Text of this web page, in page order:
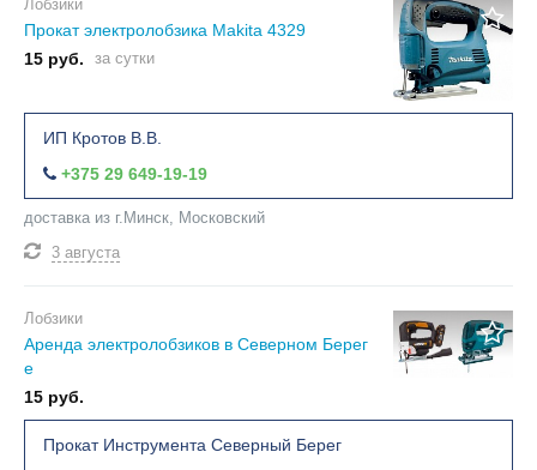
Лобзики
Прокат электролобзика Makita 4329
15 руб.
за сутки
ИП Кротов В.В.
+375 29 649-19-19
доставка из г.Минск, Московский
3 августа
Лобзики
Аренда электролобзиков в Северном Берег
е
15 руб.
Прокат Инструмента Северный Берег